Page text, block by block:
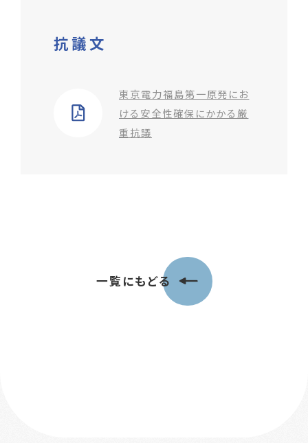
抗議文
東京電力福島第一原発にお
ける安全性確保にかかる厳
重抗議
一覧にもどる